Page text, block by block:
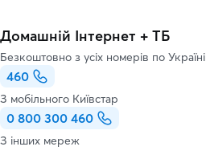
Домашній Інтернет + ТБ
Безкоштовно з усіх номерів по Україні
460
З мобільного Київстар
0 800 300 460
З інших мереж